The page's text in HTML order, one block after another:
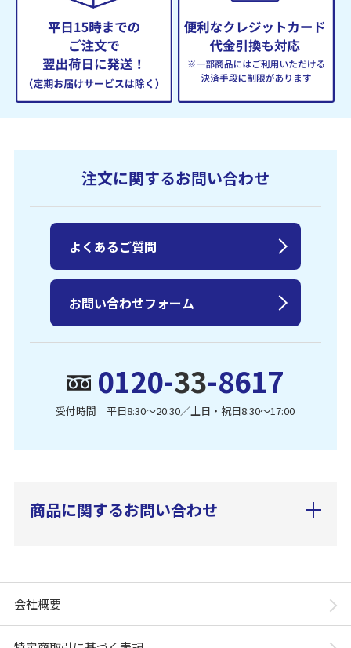
注文に関するお問い合わせ
0120-33-8617
受付時間 平日8:30〜20:30／土日・祝日8:30〜17:00
よくあるご質問
お問い合わせフォーム
商品に関するお問い合わせ
会社概要